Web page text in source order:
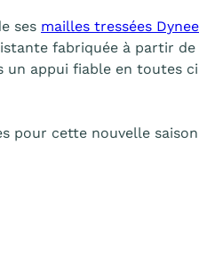
ses mailles tressées
fabriquée à partir de
appui fiable en toutes
pour cette nouvelle saison